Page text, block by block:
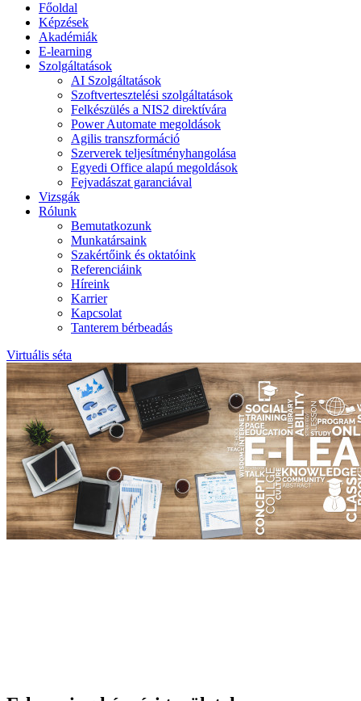
Főoldal
Képzések
Akadémiák
E-learning
Szolgáltatások
AI Szolgáltatások
Szoftvertesztelési szolgáltatások
Felkészülés a NIS2 direktívára
Power Automate megoldások
Agilis transzformáció
Szerverek teljesítményhangolása
Egyedi Office alapú megoldások
Fejvadászat garanciával
Vizsgák
Rólunk
Bemutatkozunk
Munkatársaink
Szakértőink és oktatóink
Referenciáink
Híreink
Karrier
Kapcsolat
Tanterem bérbeadás
Virtuális séta